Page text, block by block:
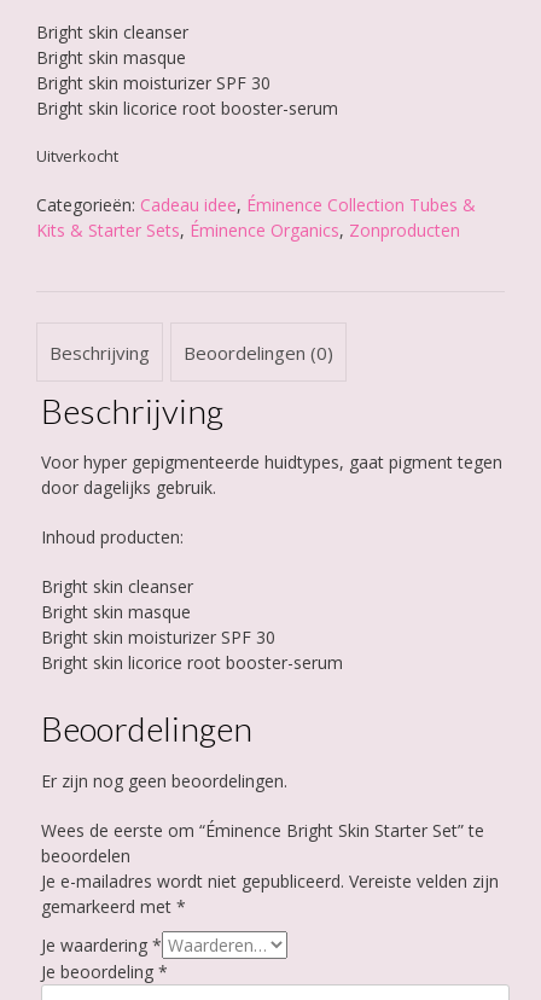
Bright skin cleanser
Bright skin masque
Bright skin moisturizer SPF 30
Bright skin licorice root booster-serum
Uitverkocht
Categorieën: Cadeau idee, Éminence Collection Tubes &
Kits & Starter Sets, Éminence Organics, Zonproducten
Beschrijving Beoordelingen (0)
Beschrijving
Voor hyper gepigmenteerde huidtypes, gaat pigment tegen
door dagelijks gebruik.
Inhoud producten:
Bright skin cleanser
Bright skin masque
Bright skin moisturizer SPF 30
Bright skin licorice root booster-serum
Beoordelingen
Er zijn nog geen beoordelingen.
Wees de eerste om “Éminence Bright Skin Starter Set” te
beoordelen
Je e-mailadres wordt niet gepubliceerd. Vereiste velden zijn
gemarkeerd met *
Je waardering *
Je beoordeling *